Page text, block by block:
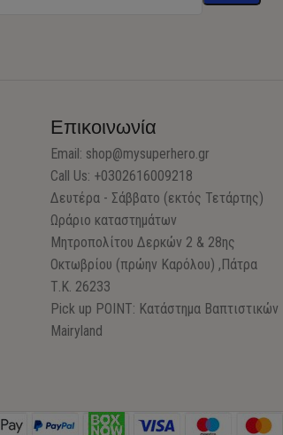
Επικοινωνία
Email: shop@mysuperhero.gr
Call Us: +0302616009218
Δευτέρα - Σάββατο (εκτός Τετάρτης)
Ωράριο καταστημάτων
Μητροπολίτου Δερκών 2 & 28ης
Οκτωβρίου (πρώην Καρόλου) ,Πάτρα
Τ.Κ. 26233
Pick up POINT: Κατάστημα Βαπτιστικών
Mairyland